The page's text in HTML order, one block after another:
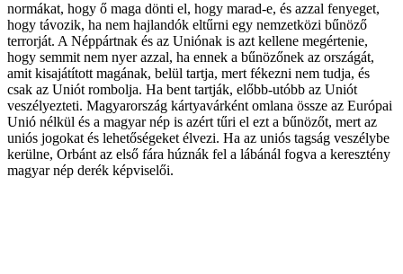
normákat, hogy ő maga dönti el, hogy marad-e, és azzal fenyeget,
hogy távozik, ha nem hajlandók eltűrni egy nemzetközi bűnöző
terrorját. A Néppártnak és az Uniónak is azt kellene megértenie,
hogy semmit nem nyer azzal, ha ennek a bűnözőnek az országát,
amit kisajátított magának, belül tartja, mert fékezni nem tudja, és
csak az Uniót rombolja. Ha bent tartják, előbb-utóbb az Uniót
veszélyezteti. Magyarország kártyavárként omlana össze az Európai
Unió nélkül és a magyar nép is azért tűri el ezt a bűnözőt, mert az
uniós jogokat és lehetőségeket élvezi. Ha az uniós tagság veszélybe
kerülne, Orbánt az első fára húznák fel a lábánál fogva a keresztény
magyar nép derék képviselői.